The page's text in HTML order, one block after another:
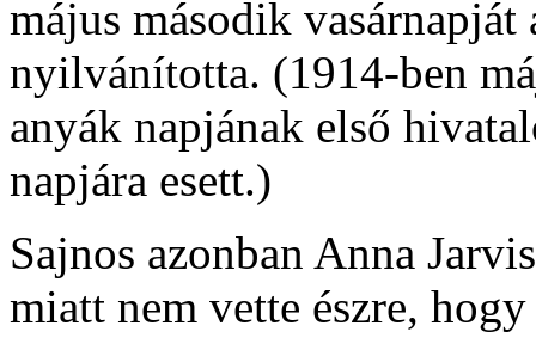
május második
nyilvánította. (1914-ben
anyák napjának első
napjára esett.)
Sajnos azonban Anna
miatt nem vette észre,